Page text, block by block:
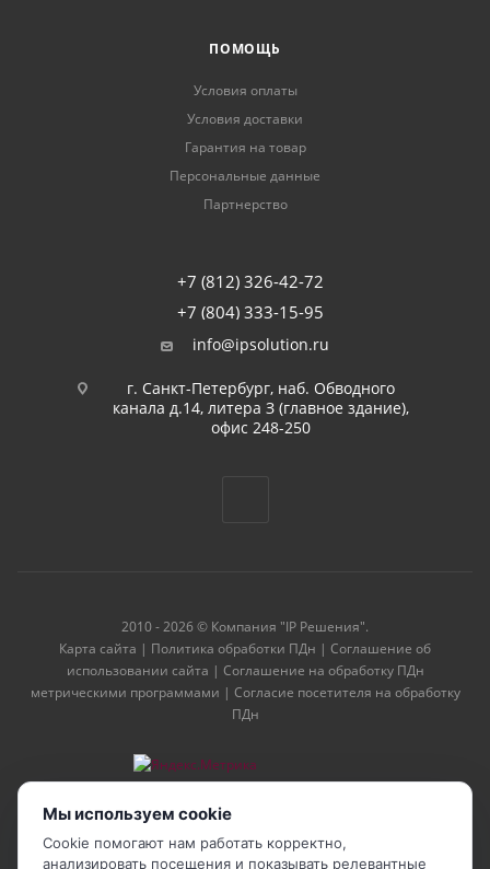
ПОМОЩЬ
Условия оплаты
Условия доставки
Гарантия на товар
Персональные данные
Партнерство
+7 (812) 326-42-72
+7 (804) 333-15-95
info@ipsolution.ru
г. Санкт-Петербург, наб. Обводного
канала д.14, литера З (главное здание),
офис 248-250
2010 - 2026 © Компания "IP Решения".
Карта сайта | Политика обработки ПДн | Соглашение об
использовании сайта | Соглашение на обработку ПДн
метрическими программами | Согласие посетителя на обработку
ПДн
Мы используем cookie
Cookie помогают нам работать корректно,
анализировать посещения и показывать релевантные